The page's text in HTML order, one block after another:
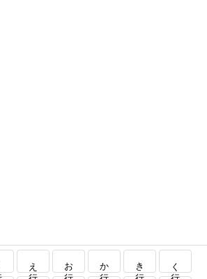
え行 お行 か行 き行 く行